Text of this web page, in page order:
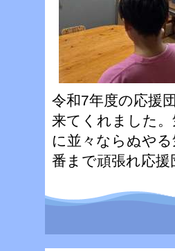
令和7年度の応援
来てくれました
に並々ならぬや
番まで頑張れ応援